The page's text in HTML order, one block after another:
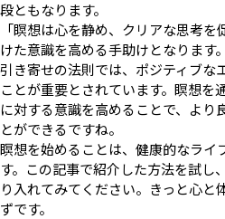
段ともなります。
「瞑想は心を静め、クリアな思考
けた意識を高める手助けとなります
引き寄せの法則では、ポジティブな
ことが重要とされています。瞑想を
に対する意識を高めることで、より
とができるですね。
瞑想を始めることは、健康的なライ
す。この記事で紹介した方法を試し
り入れてみてください。きっと心と
ずです。